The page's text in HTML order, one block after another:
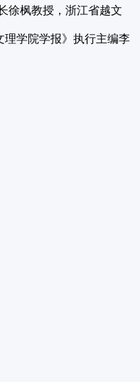
徐枫教授，浙江省越文
理学院学报》执行主编李